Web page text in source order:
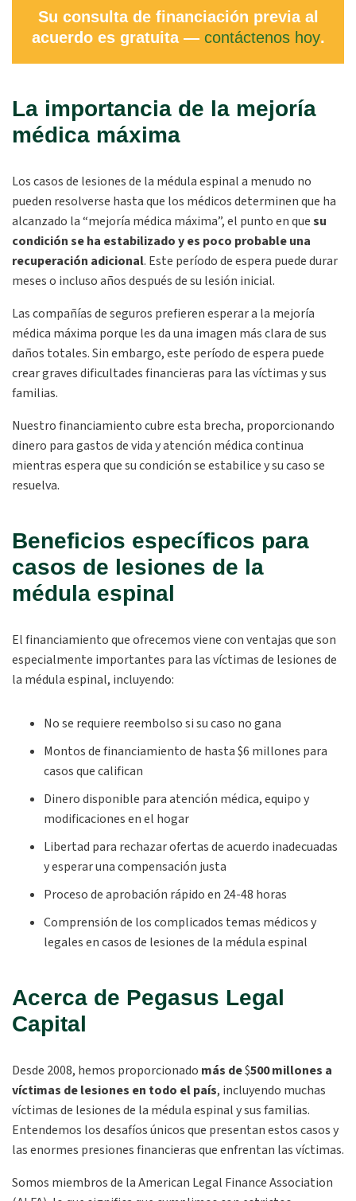
Su consulta de financiación previa al
acuerdo es gratuita — contáctenos hoy.
La importancia de la mejoría
médica máxima
Los casos de lesiones de la médula espinal a menudo no
pueden resolverse hasta que los médicos determinen que ha
alcanzado la “mejoría médica máxima”, el punto en quesu
condición se ha estabilizado y es poco probable una
recuperación adicional. Este período de espera puede durar
meses o incluso años después de su lesión inicial.
Las compañías de seguros prefieren esperar a la mejoría
médica máxima porque les da una imagen más clara de sus
daños totales. Sin embargo, este período de espera puede
crear graves dificultades financieras para las víctimas y sus
familias.
Nuestro financiamiento cubre esta brecha, proporcionando
dinero para gastos de vida y atención médica continua
mientras espera que su condición se estabilice y su caso se
resuelva.
Beneficios específicos para
casos de lesiones de la
médula espinal
El financiamiento que ofrecemos viene con ventajas que son
especialmente importantes para las víctimas de lesiones de
la médula espinal, incluyendo:
No se requiere reembolso si su caso no gana
Montos de financiamiento de hasta $6 millones para
casos que califican
Dinero disponible para atención médica, equipo y
modificaciones en el hogar
Libertad para rechazar ofertas de acuerdo inadecuadas
y esperar una compensación justa
Proceso de aprobación rápido en 24-48 horas
Comprensión de los complicados temas médicos y
legales en casos de lesiones de la médula espinal
Acerca de Pegasus Legal
Capital
Desde 2008, hemos proporcionado más de$500 millones a
víctimas de lesiones en todo el país, incluyendo muchas
víctimas de lesiones de la médula espinal y sus familias.
Entendemos los desafíos únicos que presentan estos casos y
las enormes presiones financieras que enfrentan las víctimas.
Somos miembros de la American Legal Finance Association